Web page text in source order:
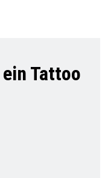
Tattoo